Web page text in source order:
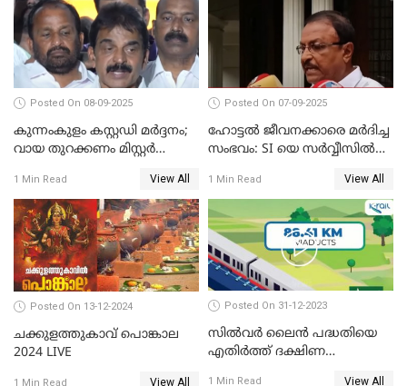
Posted On 08-09-2025
കുന്നംകുളം കസ്റ്റഡി മര്‍ദ്ദനം;
വായ തുറക്കണം മിസ്റ്റര്‍
വേണുഗോപാൽ
1 Min Read View All
Posted On 07-09-2025
ഹോട്ടൽ ജീവനക്കാരെ മർദിച്ച
സംഭവം: SI യെ സർവ്വീസിൽ
പി ഔസേപ്പ്
1 Min Read View All
Posted On 13-12-2024
ചക്കുളത്തുകാവ് പൊങ്കാല
2024 LIVE
1 Min Read View All
Posted On 31-12-2023
സില്‍വര്‍ ലൈന്‍ പദ്ധതിയെ
എതിര്‍ത്ത് ദക്ഷിണ
1 Min Read View All